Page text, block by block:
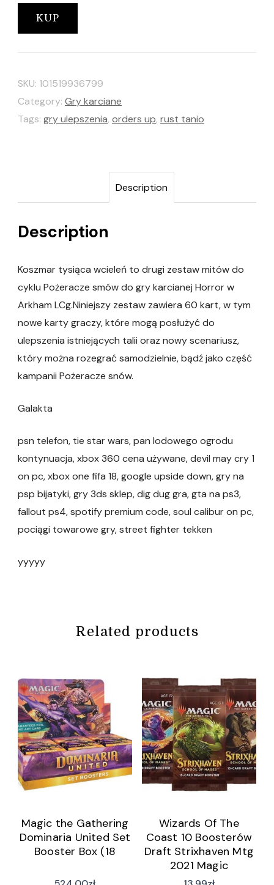
KUP
SKU: 101519936799
Category: Gry karciane
Tags: gry ulepszenia, orders up, rust tanio
Description
Description
Koszmar tysiąca wcieleń to drugi zestaw mitów do
cyklu Pożeracze smów do gry karcianej Horror w
Arkham LCg.Niniejszy zestaw zawiera 60 kart, w tym
nowe karty graczy, które mogą posłużyć do
ulepszenia istniejących talii oraz nowy scenariusz,
który można rozegrać samodzielnie, bądź jako część
kampanii Pożeracze snów.
Galakta
psn telefon, tie star wars, pan lodowego ogrodu
kontynuacja, xbox 360 cena używane, devil may cry 1
on pc, xbox one fifa 18, google upside down, gry na
psp bijatyki, gry 3ds sklep, dig dug gra, gta na ps3,
fallout ps4, spotify premium code, soul calibur on pc,
pociągi towarowe gry, street fighter tekken
yyyyy
Related products
Magic the Gathering
Dominaria United Set
Booster Box (18
Wizards Of The
Coast 10 Boosterów
Draft Strixhaven Mtg
2021 Magic